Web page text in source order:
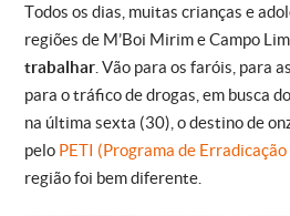
Todos os dias, muitas crianças e
regiões de M’Boi Mirim e Campo
trabalhar . Vão para os faróis, para
para o tráfico de drogas, em busca
na última sexta (30), o destino de
pelo PETI (Programa de
região foi bem diferente.